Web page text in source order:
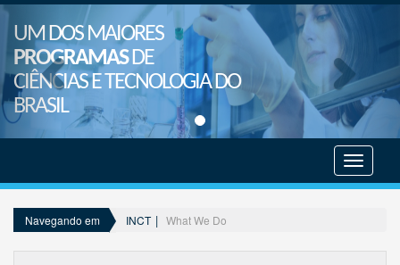
UM DOS MAIORES
PROGRAMASDE
CIÊNCIAS E TECNOLOGIA DO
BRASIL
menu
Navegando em INCT What We Do